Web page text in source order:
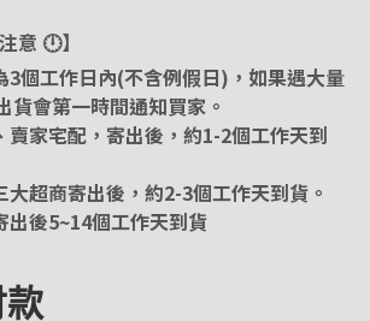
意 🕛】
個工作日內(不含例假日)，如果遇大量
貨會第一時間通知買家。
家宅配，寄出後，約1-2個工作天到
超商寄出後，約2-3個工作天到貨。
後5~14個工作天到貨
款